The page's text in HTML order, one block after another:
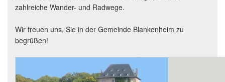
zahlreiche Wander- und Radwege.
Wir freuen uns, Sie in der Gemeinde Blankenheim zu
begrüßen!